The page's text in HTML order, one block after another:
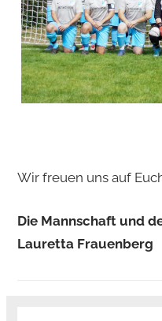
Wir freuen uns auf
Die Mannschaft und
Lauretta Frauenberg